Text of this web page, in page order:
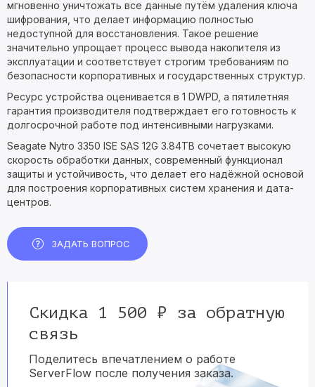
мгновенно уничтожать все данные путём удаления ключа
шифрования, что делает информацию полностью
недоступной для восстановления. Такое решение
значительно упрощает процесс вывода накопителя из
эксплуатации и соответствует строгим требованиям по
безопасности корпоративных и государственных структур.
Ресурс устройства оценивается в 1 DWPD, а пятилетняя
гарантия производителя подтверждает его готовность к
долгосрочной работе под интенсивными нагрузками.
Seagate Nytro 3350 ISE SAS 12G 3.84TB сочетает высокую
скорость обработки данных, современный функционал
защиты и устойчивость, что делает его надёжной основой
для построения корпоративных систем хранения и дата-
центров.
ЗАДАТЬ ВОПРОС
Скидка 1 500 ₽ за обратную
связь
Поделитесь впечатлением о работе
ServerFlow после получения заказа.